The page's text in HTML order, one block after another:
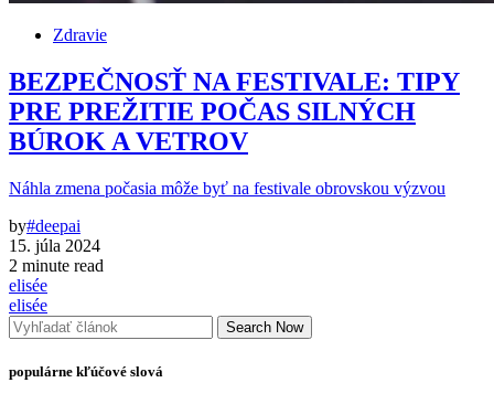
Zdravie
BEZPEČNOSŤ NA FESTIVALE: TIPY
PRE PREŽITIE POČAS SILNÝCH
BÚROK A VETROV
Náhla zmena počasia môže byť na festivale obrovskou výzvou
by#deepai
15. júla 2024
2 minute read
elisée
elisée
Search Now
populárne kľúčové slová